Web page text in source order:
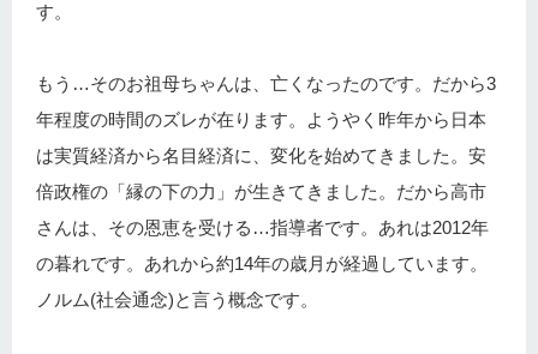
す。
もう…そのお祖母ちゃんは、亡くなったのです。だから3
年程度の時間のズレが在ります。ようやく昨年から日本
は実質経済から名目経済に、変化を始めてきました。安
倍政権の「縁の下の力」が生きてきました。だから高市
さんは、その恩恵を受ける…指導者です。あれは2012年
の暮れです。あれから約14年の歳月が経過しています。
ノルム(社会通念)と言う概念です。